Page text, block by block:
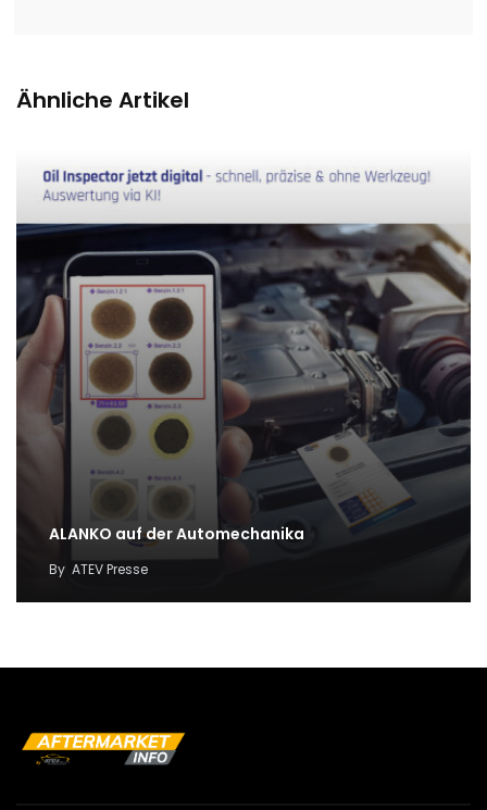
Ähnliche Artikel
ALANKO auf der Automechanika
By ATEV Presse